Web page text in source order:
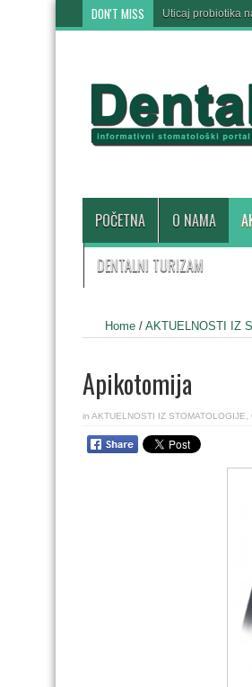
DON'T MISS Uticaj probiotika
POČETNA O NAMA
DENTALNI TURIZAM
Home / AKTUELNOSTI IZ
Apikotomija
in AKTUELNOSTI IZ STOMATOLOGIJE